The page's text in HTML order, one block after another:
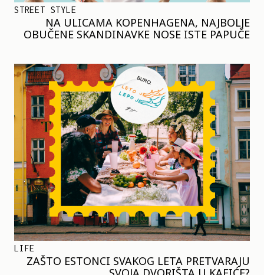
STREET STYLE
NA ULICAMA KOPENHAGENA, NAJBOLJE
OBUČENE SKANDINAVKE NOSE ISTE PAPUČE
LIFE
ZAŠTO ESTONCI SVAKOG LETA PRETVARAJU